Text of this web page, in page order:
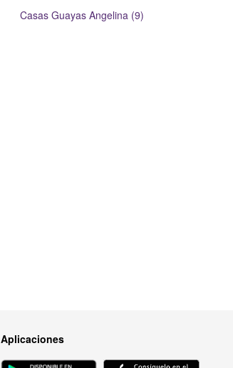
Casas Guayas Angelina (9)
Aplicaciones